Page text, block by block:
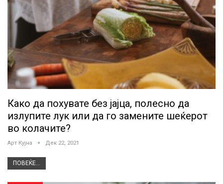
Како да похувате без јајца, полесно да
излупите лук или да го замените шеќерот
во колачите?
Арт Кујна Дек 22, 2021
ПОВЕЌЕ...